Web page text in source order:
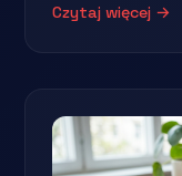
Czytaj więcej →